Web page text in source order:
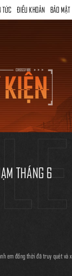
THÁNG 6
em đồng thời đã truy quét và
TỨC ĐIỀU KHOẢN BẢO MẬT